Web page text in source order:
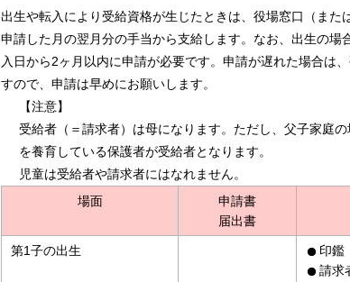
出生や転入により受給資格が生じたときは、役場窓口（また
申請した月の翌月分の手当から支給します。なお、出生の
入日から2ヶ月以内に申請が必要です。申請が遅れた場合は
すので、申請は早めにお願いします。
【注意】
受給者（＝請求者）は母になります。ただし、父子家庭
を養育している保護者が受給者となります。
児童は受給者や請求者にはなれません。
場面
申請書
届出書
第1子の出生
印鑑
請求